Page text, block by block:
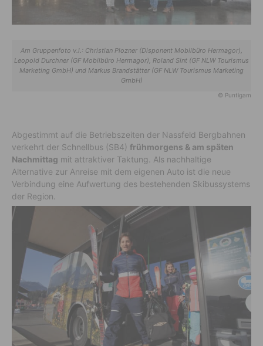
Am Gruppenfoto v.l.: Christian Plozner (Disponent Mobilbüro Hermagor),
Leopold Durchner (GF Mobilbüro Hermagor), Roland Sint (GF NLW Tourismus
Marketing GmbH) und Markus Brandstätter (GF NLW Tourismus Marketing
GmbH)
© Puntigam
Abgestimmt auf die Betriebszeiten der Nassfeld Bergbahnen
verkehrt der Schnellbus (SB4) frühmorgens & am späten
Nachmittag mit attraktiver Taktung. Als nachhaltige
Alternative zur Anreise mit dem eigenen Auto ist die neue
Verbindung eine Aufwertung des bestehenden Skibussystems
der Region.